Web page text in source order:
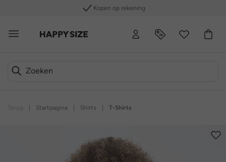
Kopen op rekening
Startpagina Shirts T-Shirts